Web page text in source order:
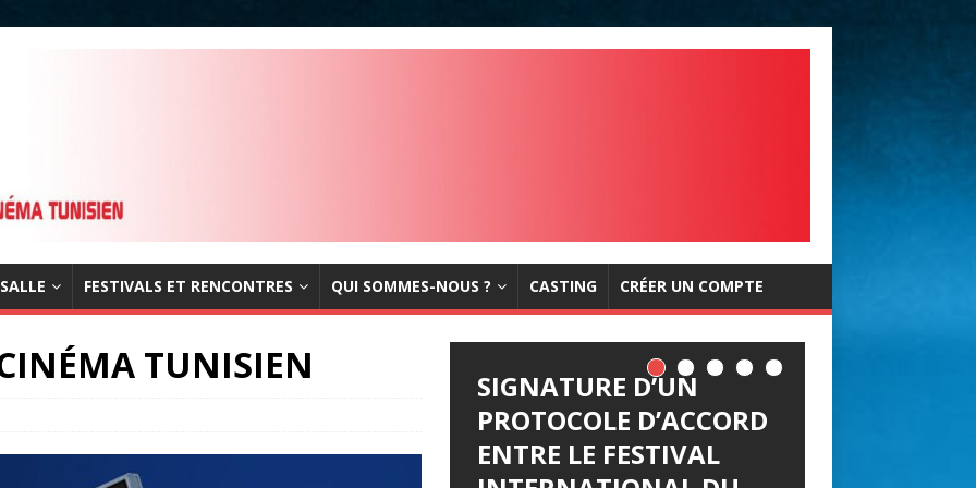
FESTIVALS ET RENCONTRES QUI SOMMES-NOUS ? CASTING CRÉER UN COMPTE
TUNISIEN
SIGNATURE D’UN
PROTOCOLE D’ACCORD
ENTRE LE FESTIVAL